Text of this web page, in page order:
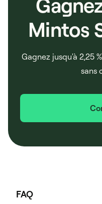
Mintos
Gagnez jusqu'à 2,25
sans
FAQ